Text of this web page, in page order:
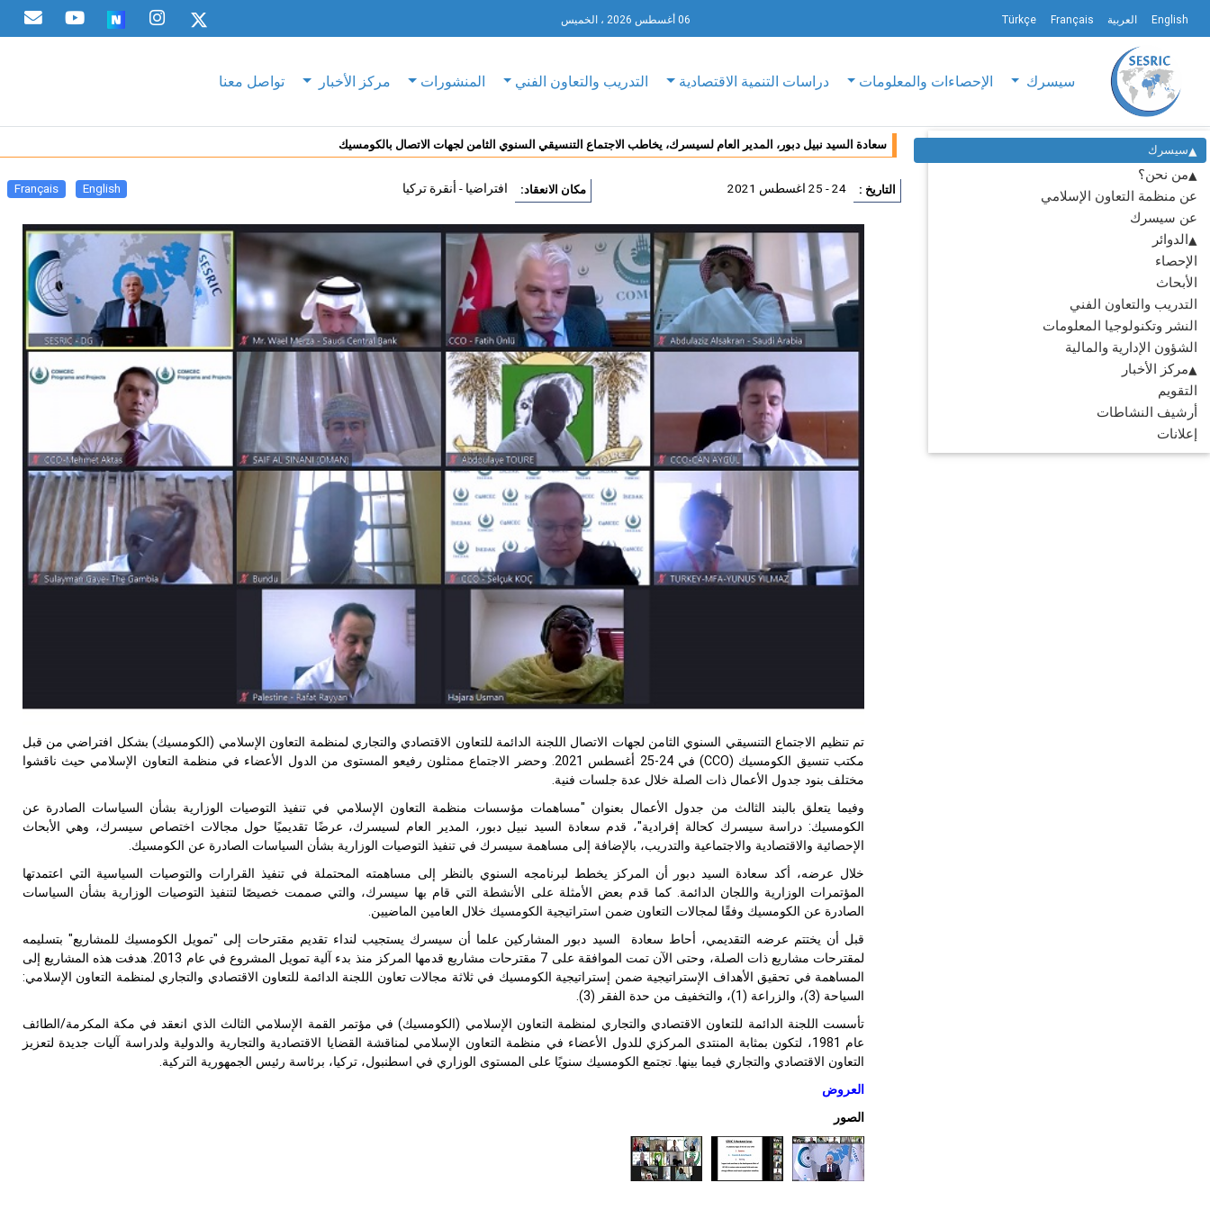
English العربية Français
Türkçe 06 أغسطس 2026 ، الخميس
سيسرك الإحصاءات والمعلومات دراسات التنمية الاقتصادية التدريب والتعاون الفني المنشورات مركز الأخبار تواصل معنا
سيسرك
من نحن؟
عن منظمة التعاون الإسلامي
عن سيسرك
الدوائر
الإحصاء
الأبحاث
التدريب والتعاون الفني
النشر وتكنولوجيا المعلومات
الشؤون الإدارية والمالية
مركز الأخبار
التقويم
أرشيف النشاطات
إعلانات
سعادة السيد نبيل دبور، المدير العام لسيسرك، يخاطب الاجتماع التنسيقي السنوي الثامن لجهات الاتصال بالكومسيك
التاريخ : 24 - 25 اغسطس 2021 مكان الانعقاد: افتراضيا - أنقرة تركيا English
Français
تم تنظيم الاجتماع التنسيقي السنوي الثامن لجهات الاتصال اللجنة الدائمة للتعاون الاقتصادي والتجاري لمنظمة التعاون الإسلامي (الكومسيك) بشكل افتراضي من قبل
مكتب تنسيق الكومسيك (CCO
) في 24-25 أغسطس 2021. وحضر الاجتماع ممثلون رفيعو المستوى من الدول الأعضاء في منظمة التعاون الإسلامي حيث ناقشوا
مختلف بنود جدول الأعمال ذات الصلة خلال عدة جلسات فنية.
وفيما يتعلق بالبند الثالث من جدول الأعمال بعنوان "مساهمات مؤسسات منظمة التعاون الإسلامي في تنفيذ التوصيات الوزارية بشأن السياسات الصادرة عن
الكومسيك: دراسة سيسرك كحالة إفرادية"، قدم سعادة السيد نبيل دبور، المدير العام لسيسرك، عرضًا تقديميًا حول مجالات اختصاص سيسرك، وهي الأبحاث
الإحصائية والاقتصادية والاجتماعية والتدريب، بالإضافة إلى مساهمة سيسرك في تنفيذ التوصيات الوزارية بشأن السياسات الصادرة عن الكومسيك.
خلال عرضه، أكد سعادة السيد دبور أن المركز يخطط لبرنامجه السنوي بالنظر إلى مساهمته المحتملة في تنفيذ القرارات والتوصيات السياسية التي اعتمدتها
المؤتمرات الوزارية واللجان الدائمة. كما قدم بعض الأمثلة على الأنشطة التي قام بها سيسرك، والتي صممت خصيصًا لتنفيذ التوصيات الوزارية بشأن السياسات
الصادرة عن الكومسيك وفقًا لمجالات التعاون ضمن استراتيجية الكومسيك خلال العامين الماضيين.
قبل أن يختتم عرضه التقديمي، أحاط سعادة السيد دبور المشاركين علما أن سيسرك يستجيب لنداء تقديم مقترحات إلى "تمويل الكومسيك للمشاريع" بتسليمه
لمقترحات مشاريع ذات الصلة، وحتى الآن تمت الموافقة على 7 مقترحات مشاريع قدمها المركز منذ بدء آلية تمويل المشروع في عام 2013. هدفت هذه المشاريع إلى
المساهمة في تحقيق الأهداف الإستراتيجية ضمن إستراتيجية الكومسيك في ثلاثة مجالات تعاون اللجنة الدائمة للتعاون الاقتصادي والتجاري لمنظمة التعاون الإسلامي:
السياحة (3)، والزراعة (1)، والتخفيف من حدة الفقر (3).
تأسست اللجنة الدائمة للتعاون الاقتصادي والتجاري لمنظمة التعاون الإسلامي (الكومسيك) في مؤتمر القمة الإسلامي الثالث الذي انعقد في مكة المكرمة/الطائف
عام 1981، لتكون بمثابة المنتدى المركزي للدول الأعضاء في منظمة التعاون الإسلامي لمناقشة القضايا الاقتصادية والتجارية والدولية ولدراسة آليات جديدة لتعزيز
التعاون الاقتصادي والتجاري فيما بينها. تجتمع الكومسيك سنويًا على المستوى الوزاري في اسطنبول، تركيا، برئاسة رئيس الجمهورية التركية.
العروض
الصور